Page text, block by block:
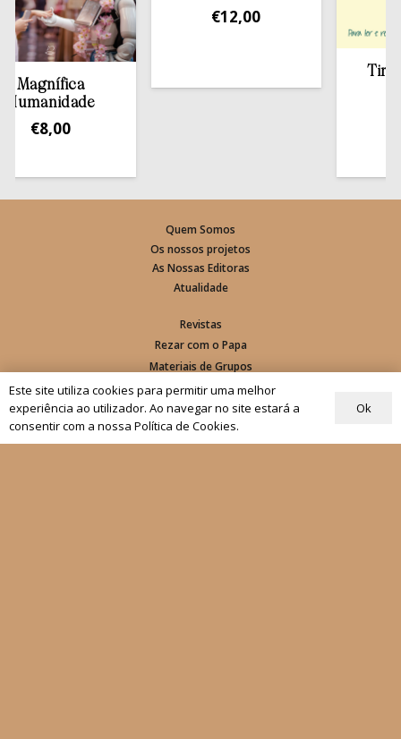
8,00
12,00
Tirar a
Quem Somos
Os nossos projetos
As Nossas Editoras
Atualidade
Revistas
Rezar com o Papa
Materiais de Grupos
As nossas newsletters
Este site utiliza cookies para permitir uma melhor
experiência ao utilizador. Ao navegar no site estará a
consentir com a nossa Política de Cookies.
Ok